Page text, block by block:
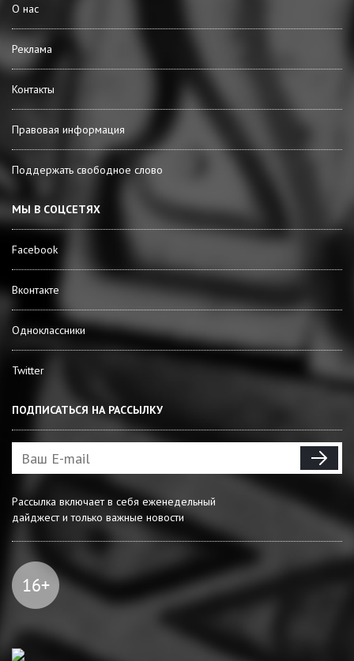
О нас
Реклама
Контакты
Правовая информация
Поддержать свободное слово
МЫ В СОЦСЕТЯХ
Facebook
Вконтакте
Одноклассники
Twitter
ПОДПИСАТЬСЯ НА РАССЫЛКУ
Рассылка включает в себя еженедельный
дайджест и только важные новости